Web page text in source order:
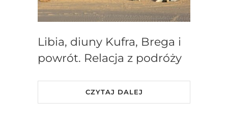
Libia, diuny Kufra, Brega i
powrót. Relacja z podróży
CZYTAJ DALEJ